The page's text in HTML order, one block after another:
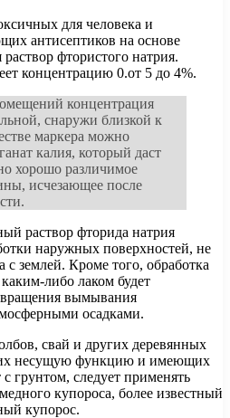
для человека и
антисептиков на основе
фтористого натрия.
концентрацию 0.от 5 до 4%.
концентрация
снаружи близкой к
маркера можно
калия, который даст
хорошо различимое
исчезающее после
раствор фторида натрия
наружных поверхностей, не
землей. Кроме того, обработка
либо лаком будет
вымывания
осадками.
свай и других деревянных
несущую функцию и имеющих
грунтом, следует применять
купороса, более известный
купорос.